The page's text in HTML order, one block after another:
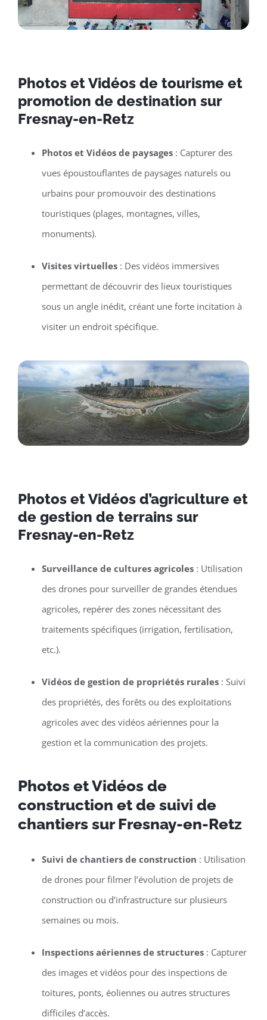
Photos et Vidéos de tourisme et
promotion de destination sur
Fresnay-en-Retz
Photos et Vidéos de paysages: Capturer des
vues époustouflantes de paysages naturels ou
urbains pour promouvoir des destinations
touristiques (plages, montagnes, villes,
monuments).
Visites virtuelles: Des vidéos immersives
permettant de découvrir des lieux touristiques
sous un angle inédit, créant une forte incitation à
visiter un endroit spécifique.
Photos et Vidéos d’agriculture et
de gestion de terrains sur
Fresnay-en-Retz
Surveillance de cultures agricoles: Utilisation
des drones pour surveiller de grandes étendues
agricoles, repérer des zones nécessitant des
traitements spécifiques (irrigation, fertilisation,
etc.).
Vidéos de gestion de propriétés rurales: Suivi
des propriétés, des forêts ou des exploitations
agricoles avec des vidéos aériennes pour la
gestion et la communication des projets.
Photos et Vidéos de
construction et de suivi de
chantiers sur Fresnay-en-Retz
Suivi de chantiers de construction : Utilisation
de drones pour filmer l’évolution de projets de
construction ou d’infrastructure sur plusieurs
semaines ou mois.
Inspections aériennes de structures: Capturer
des images et vidéos pour des inspections de
toitures, ponts, éoliennes ou autres structures
difficiles d’accès.